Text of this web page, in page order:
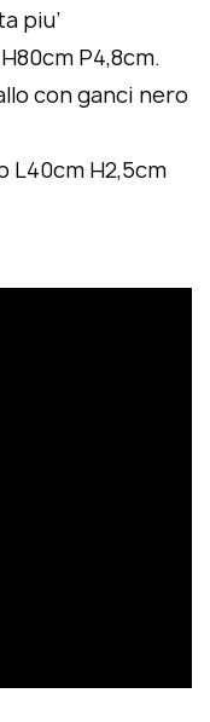
piu’
P4,8cm.
con ganci nero
L40cm H2,5cm